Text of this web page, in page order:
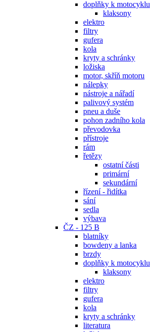
doplňky k motocyklu
klaksony
elektro
filtry
gufera
kola
kryty a schránky
ložiska
motor, skříň motoru
nálepky
nástroje a nářadí
palivový systém
pneu a duše
pohon zadního kola
převodovka
přístroje
rám
řetězy
ostatní části
primární
sekundární
řízení - řidítka
sání
sedla
výbava
ČZ - 125 B
blatníky
bowdeny a lanka
brzdy
doplňky k motocyklu
klaksony
elektro
filtry
gufera
kola
kryty a schránky
literatura